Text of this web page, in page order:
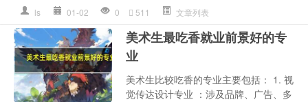
ls 01-02 0 511 文章列表
美术生最吃香就业前景好的专
业
美术生比较吃香的专业主要包括： 1. 视
觉传达设计专业 ：涉及品牌、广告、多